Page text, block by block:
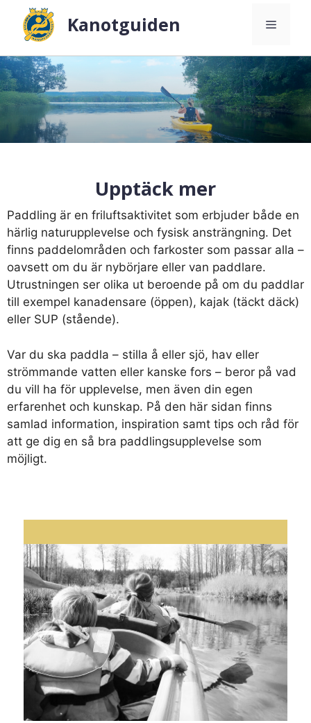
Hoppa
innehåll
Kanotguiden Meny
Upptäck mer
Paddling är en friluftsaktivitet som erbjuder både en
härlig naturupplevelse och fysisk ansträngning. Det
finns paddelområden och farkoster som passar alla –
oavsett om du är nybörjare eller van paddlare.
Utrustningen ser olika ut beroende på om du paddlar
till exempel kanadensare (öppen), kajak (täckt däck)
eller SUP (stående).
Var du ska paddla – stilla å eller sjö, hav eller
strömmande vatten eller kanske fors – beror på vad
du vill ha för upplevelse, men även din egen
erfarenhet och kunskap. På den här sidan finns
samlad information, inspiration samt tips och råd för
att ge dig en så bra paddlingsupplevelse som
möjligt.